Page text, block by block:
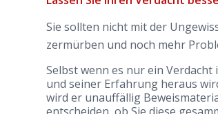
Sie sollten nicht mit der
zermürben und noch mehr
Selbst wenn es nur ein
und seiner Erfahrung heraus
wird er unauffällig